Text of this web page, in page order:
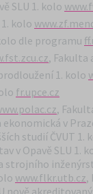
SLU 1. kolo
kolo
dle programu
fst.zcu.cz, Fakulta
1. kolo
fr.upce.cz
,
ekonomická v
studií ČVUT 1.
v Opavě SLU 1.
strojního
www.flkr.utb.cz,